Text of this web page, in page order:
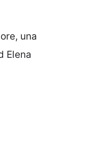
una
Elena